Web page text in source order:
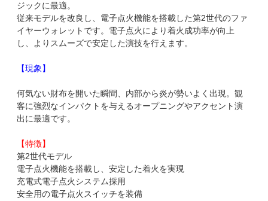
ジックに最適。
従来モデルを改良し、電子点火機能を搭載した第2世代のファ
イヤーウォレットです。電子点火により着火成功率が向上
し、よりスムーズで安定した演技を行えます。
【現象】
何気ない財布を開いた瞬間、内部から炎が勢いよく出現。観
客に強烈なインパクトを与えるオープニングやアクセント演
出に最適です。
【特徴】
第2世代モデル
電子点火機能を搭載し、安定した着火を実現
充電式電子点火システム採用
安全用の電子点火スイッチを装備